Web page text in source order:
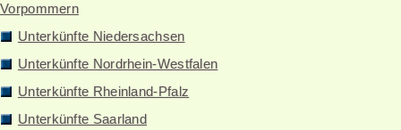
Vorpommern
Unterkünfte Niedersachsen
Unterkünfte Nordrhein-Westfalen
Unterkünfte Rheinland-Pfalz
Unterkünfte Saarland